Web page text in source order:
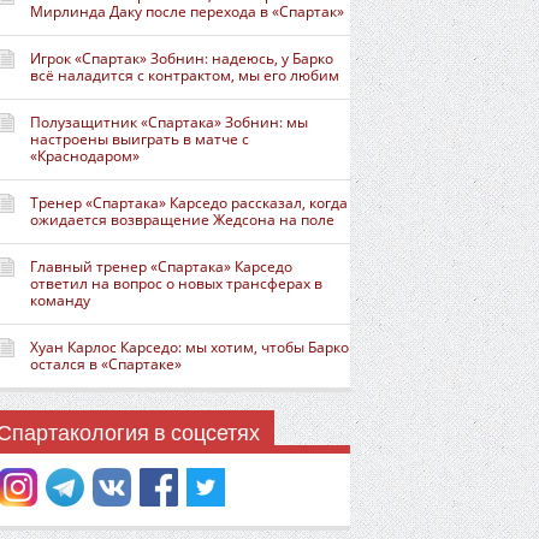
Мирлинда Даку после перехода в «Спартак»
Игрок «Спартак» Зобнин: надеюсь, у Барко
всё наладится с контрактом, мы его любим
Полузащитник «Спартака» Зобнин: мы
настроены выиграть в матче с
«Краснодаром»
Тренер «Спартака» Карседо рассказал, когда
ожидается возвращение Жедсона на поле
Главный тренер «Спартака» Карседо
ответил на вопрос о новых трансферах в
команду
Хуан Карлос Карседо: мы хотим, чтобы Барко
остался в «Спартаке»
в соцсетях